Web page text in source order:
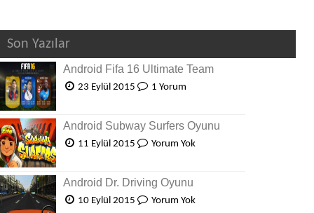
Son Yazılar
Android Fifa 16 Ultimate Team
23 Eylül 2015 1 Yorum
Android Subway Surfers Oyunu
11 Eylül 2015 Yorum Yok
Android Dr. Driving Oyunu
10 Eylül 2015 Yorum Yok